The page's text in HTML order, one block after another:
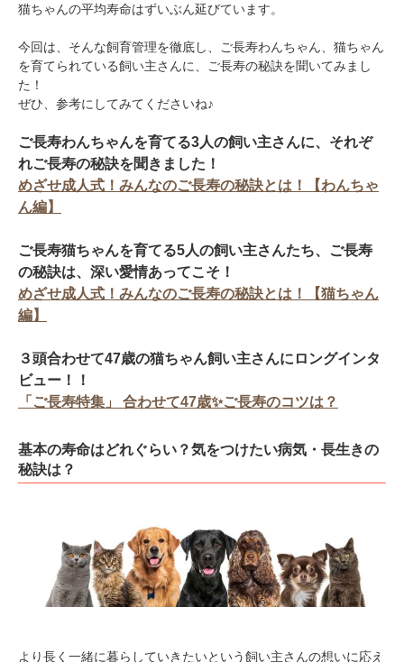
猫ちゃんの平均寿命はずいぶん延びています。
今回は、そんな飼育管理を徹底し、ご長寿わんちゃん、猫ちゃん
を育てられている飼い主さんに、ご長寿の秘訣を聞いてみまし
た！
ぜひ、参考にしてみてくださいね♪
ご長寿わんちゃんを育てる3人の飼い主さんに、それぞ
れご長寿の秘訣を聞きました！
めざせ成人式！みんなのご長寿の秘訣とは！【わんちゃ
ん編】
ご長寿猫ちゃんを育てる5人の飼い主さんたち、ご長寿
の秘訣は、深い愛情あってこそ！
めざせ成人式！みんなのご長寿の秘訣とは！【猫ちゃん
編】
３頭合わせて47歳の猫ちゃん飼い主さんにロングインタ
ビュー！！
「ご長寿特集」 合わせて47歳✨ご長寿のコツは？
基本の寿命はどれぐらい？気をつけたい病気・長生きの
秘訣は？
より長く一緒に暮らしていきたいという飼い主さんの想いに応え